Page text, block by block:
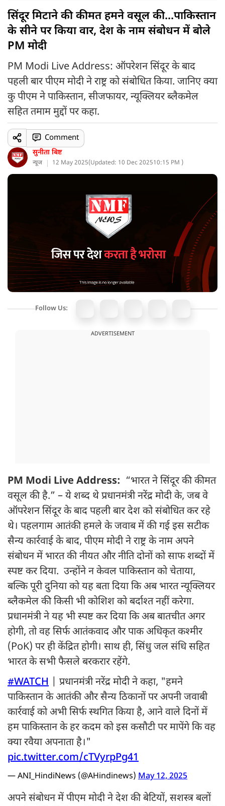
सिंदूर मिटाने की कीमत हमने वसूल की...पाकिस्तान
के सीने पर किया वार, देश के नाम संबोधन में बोले
PM मोदी
PM Modi Live Address: ऑपरेशन सिंदूर के बाद
पहली बार पीएम मोदी ने राष्ट्र को संबोधित किया. जानिए क्या
कु पीएम ने पाकिस्तान, सीजफायर, न्यूक्लियर ब्लैकमेल
सहित तमाम मुद्दों पर कहा.
सुनीता बिष्ट
न्यूज 12 May 2025(Updated: 10 Dec 202510:15 PM )
Comment
Follow Us:
ADVERTISEMENT
PM Modi Live Address: “भारत ने सिंदूर की कीमत
वसूल की है.” – ये शब्द थे प्रधानमंत्री नरेंद्र मोदी के, जब वे
ऑपरेशन सिंदूर के बाद पहली बार देश को संबोधित कर रहे
थे। पहलगाम आतंकी हमले के जवाब में की गई इस सटीक
सैन्य कार्रवाई के बाद, पीएम मोदी ने राष्ट्र के नाम अपने
संबोधन में भारत की नीयत और नीति दोनों को साफ शब्दों में
स्पष्ट कर दिया. उन्होंने न केवल पाकिस्तान को चेताया,
बल्कि पूरी दुनिया को यह बता दिया कि अब भारत न्यूक्लियर
ब्लैकमेल की किसी भी कोशिश को बर्दाश्त नहीं करेगा.
प्रधानमंत्री ने यह भी स्पष्ट कर दिया कि अब बातचीत अगर
होगी, तो वह सिर्फ आतंकवाद और पाक अधिकृत कश्मीर
(PoK) पर ही केंद्रित होगी। साथ ही, सिंधु जल संधि सहित
भारत के सभी फैसले बरकरार रहेंगे.
#WATCH | प्रधानमंत्री नरेंद्र मोदी ने कहा, "हमने
पाकिस्तान के आतंकी और सैन्य ठिकानों पर अपनी जवाबी
कार्रवाई को अभी सिर्फ स्थगित किया है, आने वाले दिनों में
हम पाकिस्तान के हर कदम को इस कसौटी पर मापेंगे कि वह
क्या रवैया अपनाता है।"
pic.twitter.com/cTVyrpPg41
— ANI_HindiNews (@AHindinews) May 12, 2025
अपने संबोधन में पीएम मोदी ने देश की बेटियों, सशस्त्र बलों